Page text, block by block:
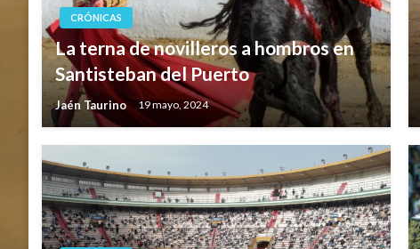
CRÓNICAS
La terna de novilleros a hombros en
Santisteban del Puerto
Jaén Taurino 19 mayo, 2024